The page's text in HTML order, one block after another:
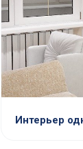
Интерьер